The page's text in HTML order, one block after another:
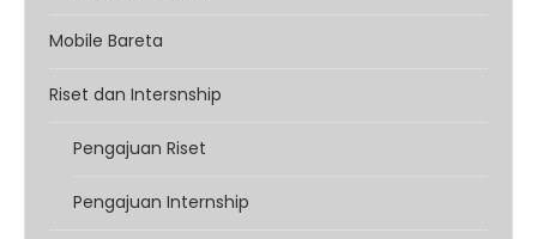
Mobile Bareta
Riset dan Intersnship
Pengajuan Riset
Pengajuan Internship